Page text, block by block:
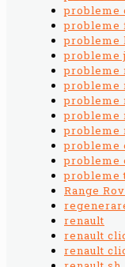
probleme
probleme
probleme
probleme
probleme
probleme
probleme
probleme
probleme
probleme
probleme
probleme
Range
renault
renault
renault